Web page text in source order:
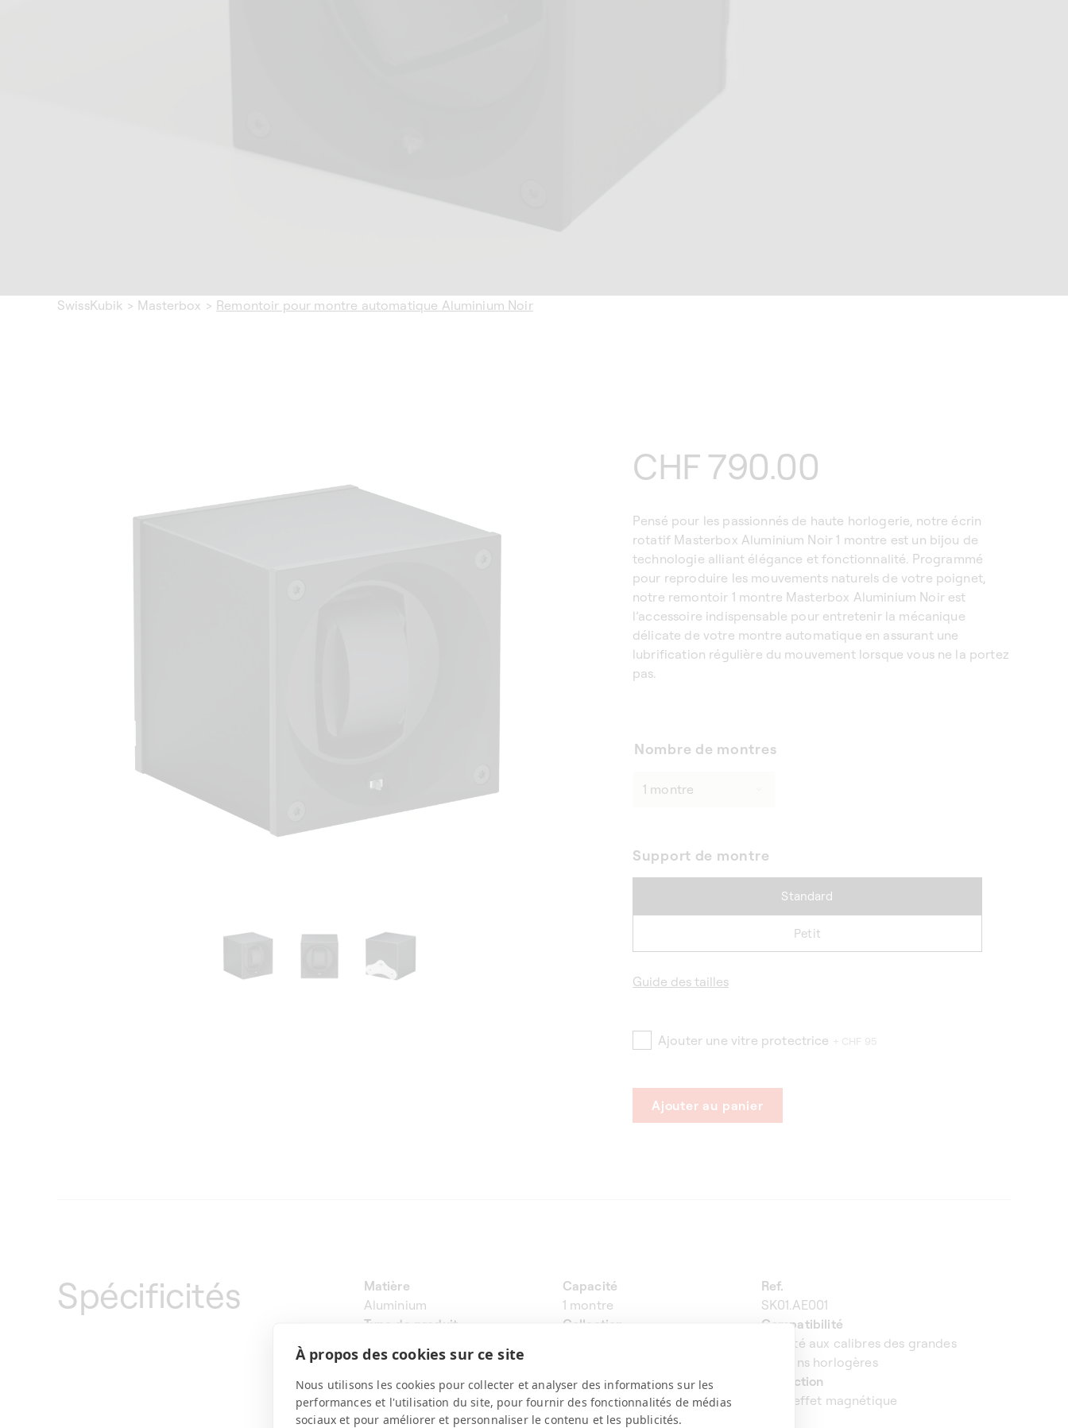
À propos des cookies sur ce site
Nous utilisons les cookies pour collecter et analyser des informations sur les
performances et l'utilisation du site, pour fournir des fonctionnalités de médias
sociaux et pour améliorer et personnaliser le contenu et les publicités.
SwissKubik > Masterbox > Remontoir pour montre automatique Aluminium Noir
Prix
habituel
CHF 790.00
Pensé pour les passionnés de haute horlogerie, notre écrin
rotatif Masterbox Aluminium Noir 1 montre est un bijou de
technologie alliant élégance et fonctionnalité. Programmé
pour reproduire les mouvements naturels de votre poignet,
notre remontoir 1 montre Masterbox Aluminium Noir est
l’accessoire indispensable pour entretenir la mécanique
délicate de votre montre automatique en assurant une
lubrification régulière du mouvement lorsque vous ne la portez
pas.
Nombre de montres
Support de montre
Standard
Petit
Guide des tailles
Ajouter une vitre protectrice + CHF 95
Ajouter au panier
Spécificités
Matière
Aluminium
Capacité
1 montre
Ref.
SK01.AE001
Type de produit
automatique
Collection
Compatibilité
Adapté aux calibres des grandes
maisons horlogères
Rotations
1'600 tours/jour (800 horaire +
800 antihoraire)
Technologie
Moteur silencieux 6ème
génération
Protection
Sans effet magnétique